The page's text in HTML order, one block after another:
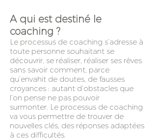
A qui est destiné le
coaching ?
Le processus de coaching s’adresse à
toute personne souhaitant se
découvrir, se réaliser, réaliser ses rêves
sans savoir comment, parce
qu’envahit de doutes, de fausses
croyances : autant d’obstacles que
l’on pense ne pas pouvoir
surmonter. Le processus de coaching
va vous permettre de trouver de
nouvelles clés, des réponses adaptées
à ces difficultés.